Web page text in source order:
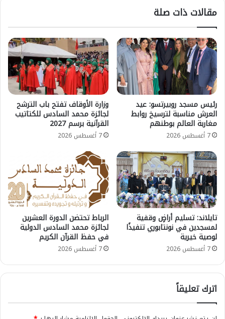
مقالات ذات صلة
رئيس مسجد روبيرتسو: عيد
العرش مناسبة لترسيخ روابط
مغاربة العالم بوطنهم
7 أغسطس 2026
وزارة الأوقاف تفتح باب الترشح
لجائزة محمد السادس للكتاتيب
القرآنية برسم 2027
7 أغسطس 2026
تايلاند: تسليم أراضٍ وقفية
لمسجدين في نونتابوري تنفيذًا
لوصية خيرية
7 أغسطس 2026
الرباط تحتضن الدورة العشرين
لجائزة محمد السادس الدولية
في حفظ القرآن الكريم
7 أغسطس 2026
اترك تعليقاً